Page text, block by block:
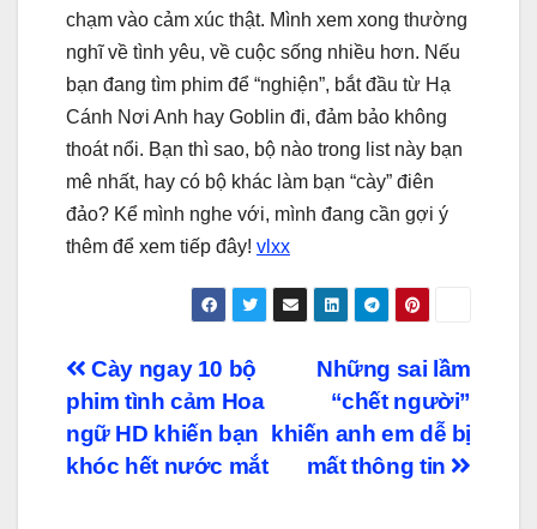
chạm vào cảm xúc thật. Mình xem xong thường
nghĩ về tình yêu, về cuộc sống nhiều hơn. Nếu
bạn đang tìm phim để “nghiện”, bắt đầu từ Hạ
Cánh Nơi Anh hay Goblin đi, đảm bảo không
thoát nổi. Bạn thì sao, bộ nào trong list này bạn
mê nhất, hay có bộ khác làm bạn “cày” điên
đảo? Kể mình nghe với, mình đang cần gợi ý
thêm để xem tiếp đây! vlxx
Điều
hướng
bài
Những sai lầm
“chết người”
khiến anh em dễ bị
mất thông tin
Cày ngay 10 bộ
phim tình cảm Hoa
ngữ HD khiến bạn
khóc hết nước mắt